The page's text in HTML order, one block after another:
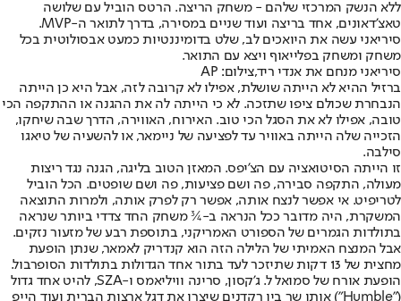
ללא הנשק המרכזי שלהם - משחק הריצה. הרטס הוביל עם שלושה
טאצ'דאונים, אחד בריצה ועוד שניים במסירה, בדרך לתואר ה-MVP.
סיריאני עשה את היואכים לב, שלט בדומיננטיות כמעט אבסולוטית בכל
משחק ומשחק בפלייאוף ויצא עם התואר.
סיריאני מנחם את אנדי ריד,צילום: AP
ברזיל ההיא לא הייתה שושלת, אפילו לא קרובה לזה, אבל היא כן הייתה
הנבחרת שכולם ציפו שתזכה. לא כי הייתה לה את ההגנה או ההתקפה הכי
טובה, אפילו לא את הסגל הכי טוב. האירוח, האווירה, הדרך שבה שיחקו,
הזכייה שלה הייתה באוויר עד לפציעה של ניימאר, או להשעיה של טיאגו
סילבה.
זו הייתה הסיטואציה עם הצ'יפס. המאזן הטוב בליגה, הגנה נגד ריצות
מעולה, התקפה סבירה, פה ושם פציעות, פה ושם שופטים. הכל הוביל
לטריפיט. אי אפשר לנצח אותה, אפשר רק לפרק אותה, ולמרות התוצאה
המשקרת, היה מדובר ככל הנראה ב-¾ משחק החד צדדי ביותר שנראה
בתולדות הגמרים של הספורט האמריקני, בתוספת רבע של מזעור נזקים.
אבל המנצח האמיתי של הלילה הזה הוא קנדריק לאמאר, שנתן הופעת
מחצית של 13 דקות שתיזכר לעד בתור אחד הגדולות בתולדות הסופרבול.
הופעת אורח של סמואל ל. ג'קסון, סרינה וויליאמס ו-SZA, להיט אחד גדול
("Humble") אותו שר ביו רקדנים שיצרו את דגל ארצות הברית ועוד הייפ